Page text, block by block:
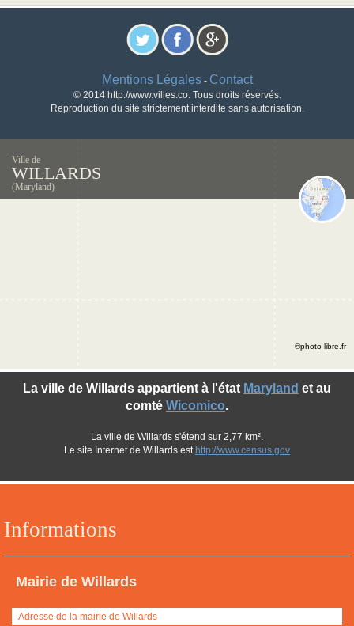
Mentions Légales- Contact
© 2014 http://www.villes.co. Tous droits réservés.
Reproduction du site strictement interdite sans autorisation.
Ville de
WILLARDS
(Maryland)
Informations
Mairie de Willards
Adresse de la mairie de Willards
La ville de Willards appartient à l'état Maryland et au
comté Wicomico.
La ville de Willards s'étend sur 2,77 km².
Le site Internet de Willards est http://www.census.gov
©photo-libre.fr